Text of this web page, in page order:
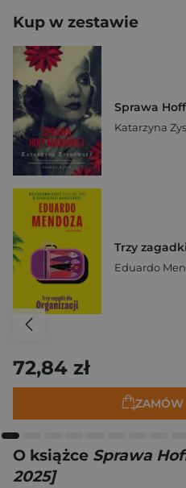
Kup w zestawie
Sprawa
Katarzyna
Trzy
Eduardo
72,84 zł
ZAMÓW
O książce Sprawa
2025]